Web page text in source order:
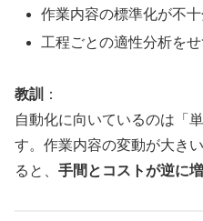
作業内容の標準化が不十
工程ごとの適性分析を
教訓
：
自動化に向いているのは「
す。作業内容の変動が大き
ると、 手間とコストが逆に